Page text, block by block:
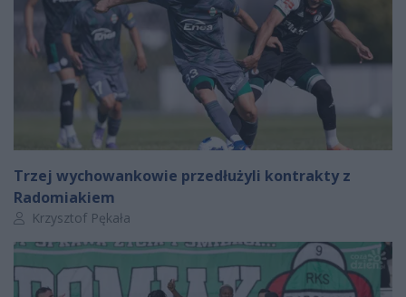
Trzej wychowankowie przedłużyli kontrakty z
Radomiakiem
Autor artykułu:
Krzysztof Pękała